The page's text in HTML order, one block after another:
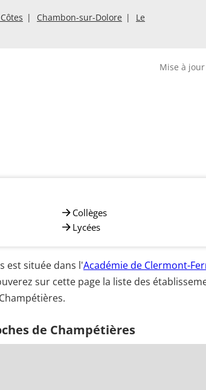
Chambon-sur-Dolore
Le
Mise à
Collèges
Lycées
est située dans l'Académie de Clermont-
sur cette page la liste des
de Champétières